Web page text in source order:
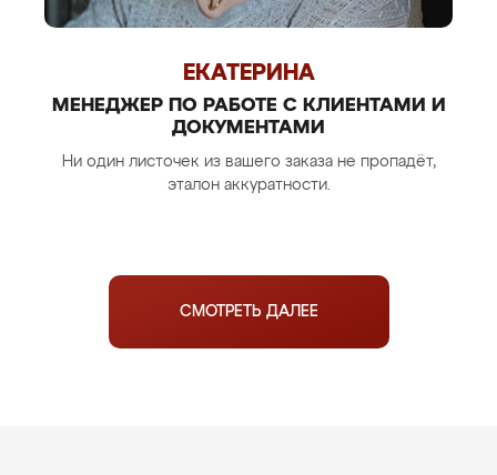
ЕКАТЕРИНА
МЕНЕДЖЕР ПО РАБОТЕ С КЛИЕНТАМИ И
ДОКУМЕНТАМИ
Ни один листочек из вашего заказа не пропадёт,
эталон аккуратности.
СМОТРЕТЬ ДАЛЕЕ